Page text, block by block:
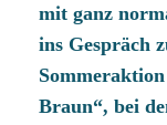
mit ganz
ins Gespräch
Braun“, bei